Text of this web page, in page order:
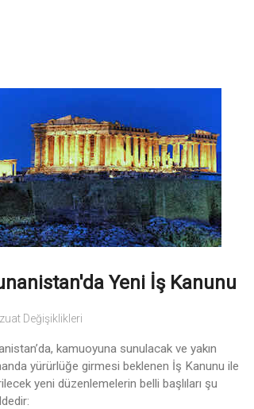
Yeni İş Kanunu
Değişiklikleri
kamuoyuna sunulacak ve yakın
yürürlüğe girmesi beklenen İş Kanunu ile
yeni düzenlemelerin belli başlıları şu